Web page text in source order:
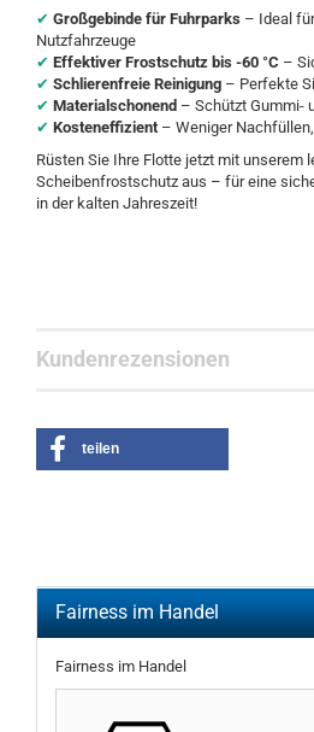
✔ Großgebinde für Fuhrparks – Ideal
Nutzfahrzeuge
✔ Effektiver Frostschutz bis -60 °C –
✔ Schlierenfreie Reinigung – Perfekte
✔ Materialschonend – Schützt Gummi-
✔ Kosteneffizient– Weniger
Rüsten Sie Ihre Flotte jetzt mit unserem
Scheibenfrostschutz aus – für eine
in der kalten Jahreszeit!
Kundenrezensionen
teilen
Fairness im Handel
Fairness im Handel